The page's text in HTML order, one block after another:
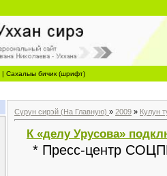
| Сахалыы бичик (шрифт)
Сүрүн сирэй (На Главную) » 2009 » Кулун
К «делу Урусова»
* Пресс-центр